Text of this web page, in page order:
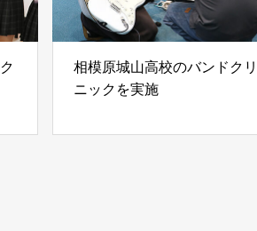
相模原城山高校のバンドクリ
ニックを実施